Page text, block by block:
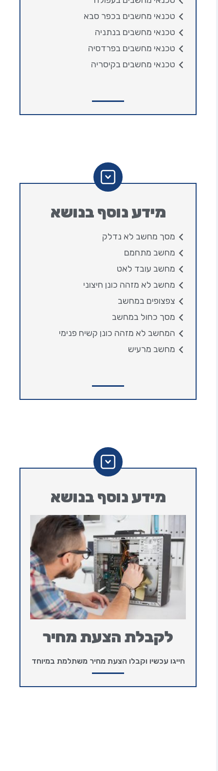
טכנאי מחשבים בכפר סבא
טכנאי מחשבים בנתניה
טכנאי מחשבים בפרדסיה
טכנאי מחשבים בקיסריה
מידע נוסף בנושא
מסך מחשב לא נדלק
מחשב מתחמם
מחשב עובד לאט
מחשב לא מזהה כונן חיצוני
צפצופים במחשב
מסך כחול במחשב
המחשב לא מזהה כונן קשיח פנימי
מחשב מרעיש
מידע נוסף בנושא
לקבלת הצעת מחיר
חייגו עכשיו וקבלו הצעת מחיר משתלמת במיוחד